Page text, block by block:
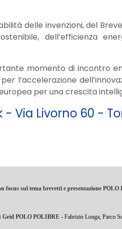
delle invenzioni, del
dell’efficienza
momento di incontro
l’accelerazione
per una crescita
- Via Livorno 60 -
focus sul tema brevetti e presentazione
Grid POLO POLIBRE - Fabrizio Longa, Parco